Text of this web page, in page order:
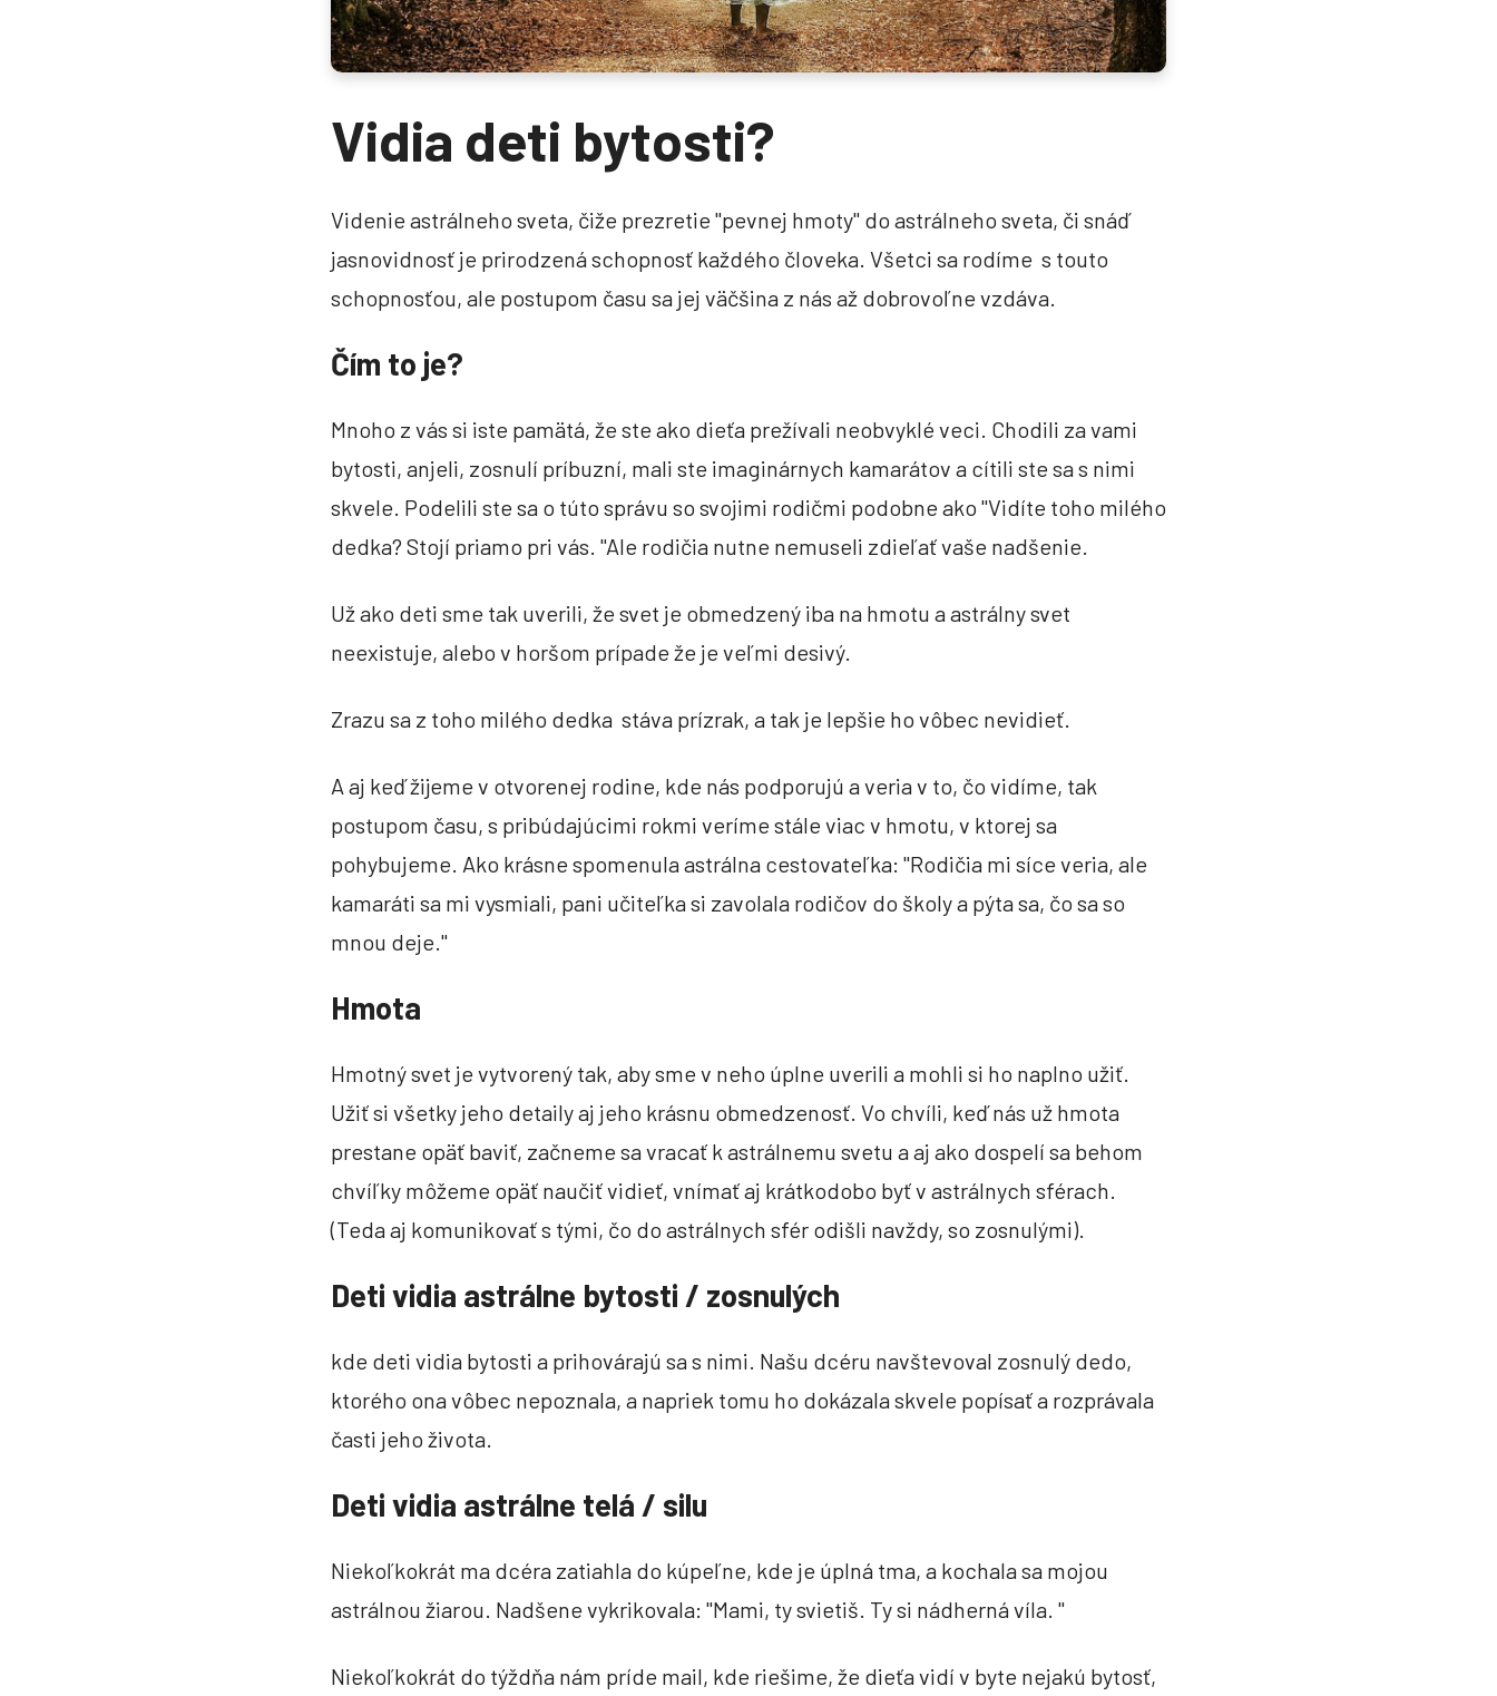
Vidia deti bytosti?
Videnie astrálneho sveta, čiže prezretie "pevnej hmoty" do astrálneho sveta, či snáď
jasnovidnosť je prirodzená schopnosť každého človeka. Všetci sa rodíme s touto
schopnosťou, ale postupom času sa jej väčšina z nás až dobrovoľne vzdáva.
Čím to je?
Mnoho z vás si iste pamätá, že ste ako dieťa prežívali neobvyklé veci. Chodili za vami
bytosti, anjeli, zosnulí príbuzní, mali ste imaginárnych kamarátov a cítili ste sa s nimi
skvele. Podelili ste sa o túto správu so svojimi rodičmi podobne ako "Vidíte toho milého
dedka? Stojí priamo pri vás. "Ale rodičia nutne nemuseli zdieľať vaše nadšenie.
Už ako deti sme tak uverili, že svet je obmedzený iba na hmotu a astrálny svet
neexistuje, alebo v horšom prípade že je veľmi desivý.
Zrazu sa z toho milého dedka stáva prízrak, a tak je lepšie ho vôbec nevidieť.
A aj keď žijeme v otvorenej rodine, kde nás podporujú a veria v to, čo vidíme, tak
postupom času, s pribúdajúcimi rokmi veríme stále viac v hmotu, v ktorej sa
pohybujeme. Ako krásne spomenula astrálna cestovateľka: "Rodičia mi síce veria, ale
kamaráti sa mi vysmiali, pani učiteľka si zavolala rodičov do školy a pýta sa, čo sa so
mnou deje."
Hmota
Hmotný svet je vytvorený tak, aby sme v neho úplne uverili a mohli si ho naplno užiť.
Užiť si všetky jeho detaily aj jeho krásnu obmedzenosť. Vo chvíli, keď nás už hmota
prestane opäť baviť, začneme sa vracať k astrálnemu svetu a aj ako dospelí sa behom
chvíľky môžeme opäť naučiť vidieť, vnímať aj krátkodobo byť v astrálnych sférach.
(Teda aj komunikovať s tými, čo do astrálnych sfér odišli navždy, so zosnulými).
Deti vidia astrálne bytosti / zosnulých
kde deti vidia bytosti a prihovárajú sa s nimi. Našu dcéru navštevoval zosnulý dedo,
ktorého ona vôbec nepoznala, a napriek tomu ho dokázala skvele popísať a rozprávala
časti jeho života.
Deti vidia astrálne telá / silu
Niekoľkokrát ma dcéra zatiahla do kúpeľne, kde je úplná tma, a kochala sa mojou
astrálnou žiarou. Nadšene vykrikovala: "Mami, ty svietiš. Ty si nádherná víla. "
Niekoľkokrát do týždňa nám príde mail, kde riešime, že dieťa vidí v byte nejakú bytosť,
Vycestovala som astrálne?
Chcela som sa otočiť na bok a akoby som sa vylúpla z tela a bola
von cez dvere.
Vytvorenie vlastnej bezpečnej sféry
ochrany myseľ čistú. Preto dĺžku prispôsobte svojim
možnostiam.
vlastný život. Zamerajte sa na to, čo cez deň robíte a ako sa pri
spoločne zisťujeme, čo sa deje a naučíte sa vedome tvoriť svoj
možnosť prezrieť a tiež zažiť tento veľmi silný, ale oslobodzujúci
samozrejmé a dáva nám veľký zmysel. A práve my všetci
teoretické spisy. Veríme a prežívame, že akonáhle človek prežije
svoju nezávislosť na okolitom časopriestore, nie je ním, ani
osudom viazaný. Život prežíva s ľahkosťou a ... akonáhle spozná
astrálne Sily, stáva sa Tvorcom sveta.